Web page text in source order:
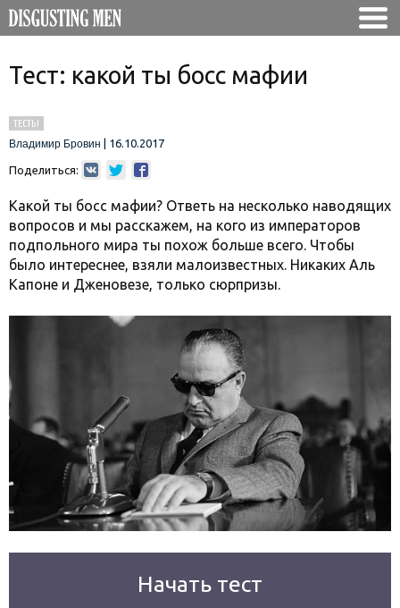
Тест: какой ты босс мафии
ТЕСТЫ
Владимир Бровин
16.10.2017
Поделиться:
Какой ты босс мафии? Ответь на несколько наводящих
вопросов и мы расскажем, на кого из императоров
подпольного мира ты похож больше всего. Чтобы
было интереснее, взяли малоизвестных. Никаких Аль
Капоне и Дженовезе, только сюрпризы.
Начать тест